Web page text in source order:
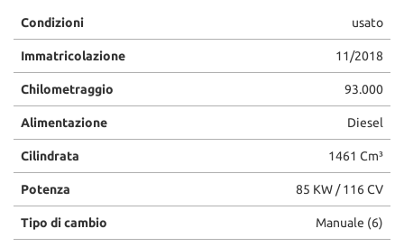
Condizioni usato
Immatricolazione 11/2018
Chilometraggio 93.000
Alimentazione Diesel
Cilindrata 1461 Cm³
Potenza 85 KW / 116 CV
Tipo di cambio Manuale (6)